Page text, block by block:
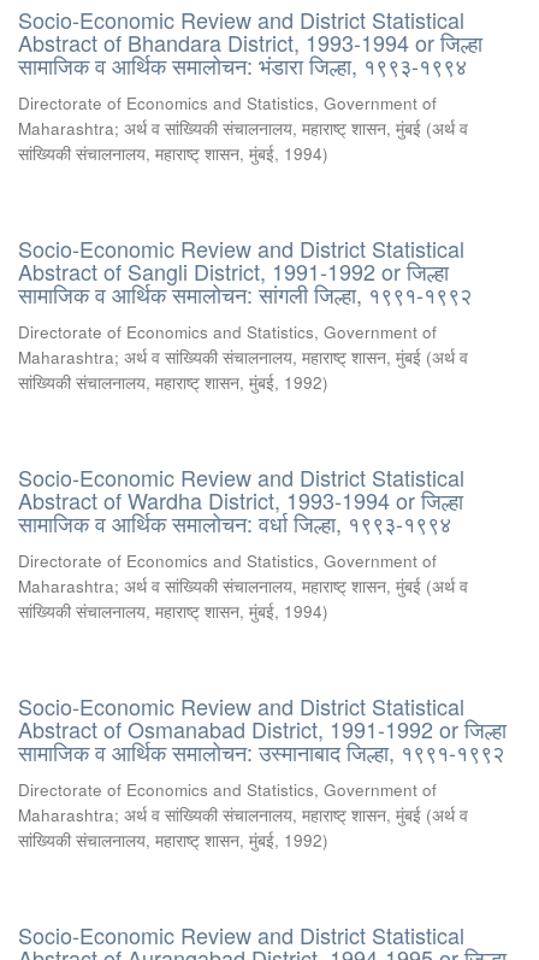
Socio-Economic Review and District Statistical
Abstract of Bhandara District, 1993-1994 or जिल्हा
सामाजिक व आर्थिक समालोचन: भंडारा जिल्हा, १९९३-१९९४
Directorate of Economics and Statistics, Government of
Maharashtra; अर्थ व सांख्यिकी संचालनालय, महाराष्ट् शासन, मुंबई (अर्थ व
सांख्यिकी संचालनालय, महाराष्ट् शासन, मुंबई, 1994)
Socio-Economic Review and District Statistical
Abstract of Sangli District, 1991-1992 or जिल्हा
सामाजिक व आर्थिक समालोचन: सांगली जिल्हा, १९९१-१९९२
Directorate of Economics and Statistics, Government of
Maharashtra; अर्थ व सांख्यिकी संचालनालय, महाराष्ट् शासन, मुंबई (अर्थ व
सांख्यिकी संचालनालय, महाराष्ट् शासन, मुंबई, 1992)
Socio-Economic Review and District Statistical
Abstract of Wardha District, 1993-1994 or जिल्हा
सामाजिक व आर्थिक समालोचन: वर्धा जिल्हा, १९९३-१९९४
Directorate of Economics and Statistics, Government of
Maharashtra; अर्थ व सांख्यिकी संचालनालय, महाराष्ट् शासन, मुंबई (अर्थ व
सांख्यिकी संचालनालय, महाराष्ट् शासन, मुंबई, 1994)
Socio-Economic Review and District Statistical
Abstract of Osmanabad District, 1991-1992 or जिल्हा
सामाजिक व आर्थिक समालोचन: उस्मानाबाद जिल्हा, १९९१-१९९२
Directorate of Economics and Statistics, Government of
Maharashtra; अर्थ व सांख्यिकी संचालनालय, महाराष्ट् शासन, मुंबई (अर्थ व
सांख्यिकी संचालनालय, महाराष्ट् शासन, मुंबई, 1992)
Socio-Economic Review and District Statistical